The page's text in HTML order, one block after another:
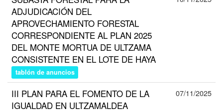
ADJUDICACIÓN DEL
APROVECHAMIENTO FORESTAL
CORRESPONDIENTE AL PLAN 2025
DEL MONTE MORTUA DE ULTZAMA
CONSISTENTE EN EL LOTE DE HAYA
tablón de anuncios
III PLAN PARA EL FOMENTO DE LA
IGUALDAD EN ULTZAMALDEA
07/11/2025